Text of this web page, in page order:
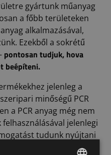
gyártunk műanyag
a főbb területeken
alkalmazásával,
Ezekből a sokrétű
pontosan tudjuk, hova
beépíteni.
jelenleg a
minőségű PCR
a PCR anyag még nem
jelenlegi
tudunk nyújtani